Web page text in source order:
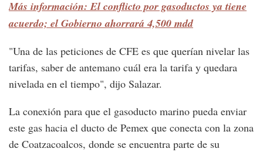
Más información: El conflicto por gasoductos ya tiene
acuerdo; el Gobierno ahorrará 4,500 mdd
"Una de las peticiones de CFE es que querían nivelar las
tarifas, saber de antemano cuál era la tarifa y quedara
nivelada en el tiempo", dijo Salazar.
La conexión para que el gasoducto marino pueda enviar
este gas hacia el ducto de Pemex que conecta con la zona
de Coatzacoalcos, donde se encuentra parte de su